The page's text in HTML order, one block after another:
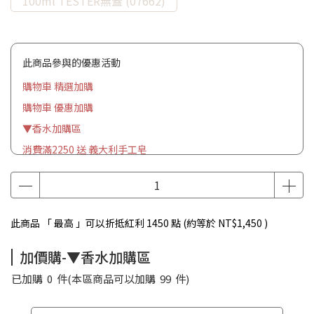
此商品參與的優惠活動
購物車 精選加購
購物車 優惠加購
▼香水加購區
消費滿2250 送 義大利手工皂
此商品 「 最高 」可以折抵紅利 1450 點 (約等於 NT$1,450 )
加價購-▼香水加購區
已加購 0 件(本區商品可以加購 99 件)